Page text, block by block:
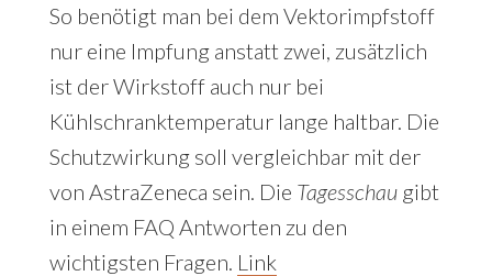
So benötigt man bei dem Vektorimpfstoff
nur eine Impfung anstatt zwei, zusätzlich
ist der Wirkstoff auch nur bei
Kühlschranktemperatur lange haltbar. Die
Schutzwirkung soll vergleichbar mit der
von AstraZeneca sein. Die Tagesschaugibt
in einem FAQ Antworten zu den
wichtigsten Fragen. Link